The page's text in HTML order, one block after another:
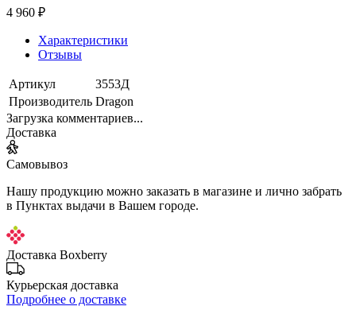
4 960 ₽
Характеристики
Отзывы
Артикул
3553Д
Производитель Dragon
Загрузка комментариев...
Доставка
Самовывоз
Нашу продукцию можно заказать в магазине и лично забрать
в Пунктах выдачи в Вашем городе.
Доставка Boxberry
Курьерская доставка
Подробнее о доставке